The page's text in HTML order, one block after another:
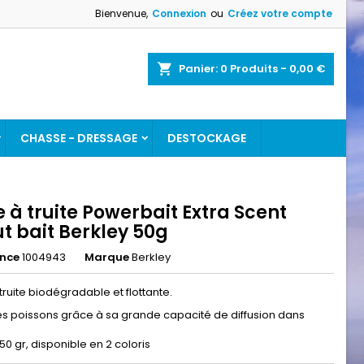
Bienvenue, Connexion ou Créez votre compte
Panier 0 Produits - 0,00 €
CHASSE - DRESSAGE DESTOCKAGE
à truite Powerbait Extra Scent
bait Berkley 50g
1004943 MarqueBerkley
biodégradable et flottante.
poissons grâce à sa grande capacité de diffusion dans
gr, disponible en 2 coloris